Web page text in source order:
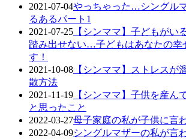
2021-07-04やっちゃった…シングル
るあるパート1
2021-07-25 【シンママ】子どもがい
踏み出せない…子どもはあなたの幸
す！
2021-10-08 【シンママ】ストレスが
散方法
2021-11-19 【シンママ】子供を産ん
と思ったこと
2022-03-27母子家庭の私が子供に言
2022-04-09シングルマザーの私が言